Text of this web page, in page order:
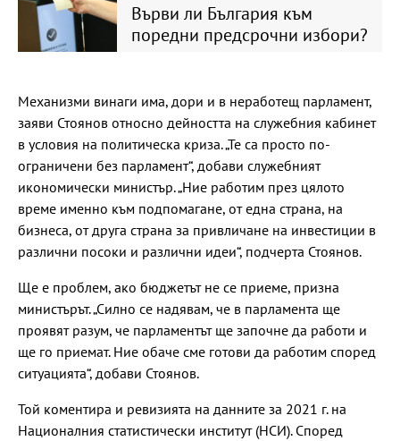
Върви ли България към
поредни предсрочни избори?
Механизми винаги има, дори и в неработещ парламент,
заяви Стоянов относно дейността на служебния кабинет
в условия на политическа криза. „Те са просто по-
ограничени без парламент“, добави служебният
икономически министър. „Ние работим през цялото
време именно към подпомагане, от една страна, на
бизнеса, от друга страна за привличане на инвестиции в
различни посоки и различни идеи“, подчерта Стоянов.
Ще е проблем, ако бюджетът не се приеме, призна
министърът. „Силно се надявам, че в парламента ще
проявят разум, че парламентът ще започне да работи и
ще го приемат. Ние обаче сме готови да работим според
ситуацията“, добави Стоянов.
Той коментира и ревизията на данните за 2021 г. на
Националния статистически институт (НСИ). Според